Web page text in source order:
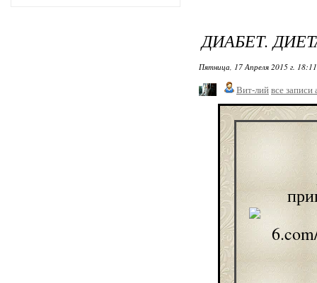
ДИАБЕТ.
Пятница, 17 Апреля 2015 г.
Вит-лий все записи